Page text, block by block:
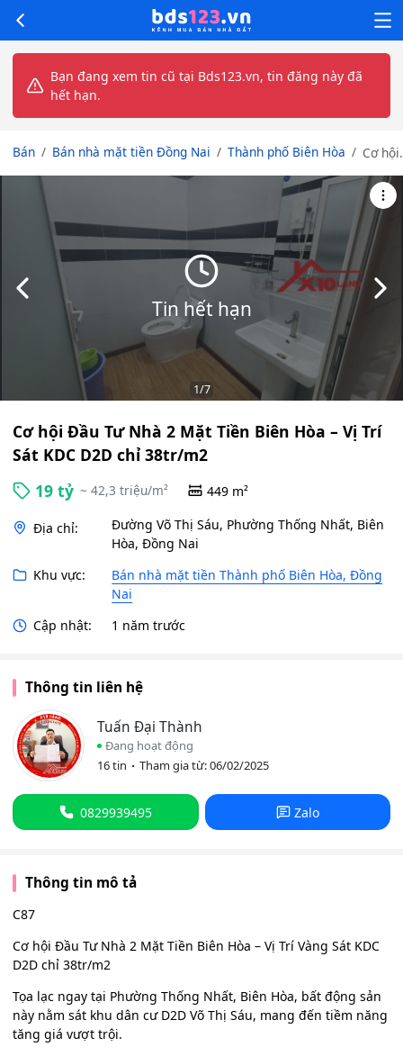
Bạn đang xem tin cũ tại Bds123.vn, tin đăng này đã
hết hạn.
Bán Bán nhà mặt tiền Đồng Nai Thành phố Biên Hòa
Cơ hội
Nhà 2
Mặt
Tiền
Biên
Hòa –
Trí Sát
KDC
Tin hết hạn
Slide trước
1/7
Cơ hội Đầu Tư Nhà 2 Mặt Tiền Biên Hòa – Vị Trí
Sát KDC D2D chỉ 38tr/m2
19 tỷ ~ 42,3 triệu/m² 449 m²
Địa chỉ:
Đường Võ Thị Sáu, Phường Thống Nhất, Biên
Hòa, Đồng Nai
Khu vực:
Bán nhà mặt tiền Thành phố Biên Hòa, Đồng
Nai
Cập nhật:
1 năm trước
Thông tin liên hệ
Tuấn Đại Thành
Đang hoạt động
16 tin
Tham gia từ: 06/02/2025
0829939495 Zalo
Thông tin mô tả
C87
Cơ hội Đầu Tư Nhà 2 Mặt Tiền Biên Hòa – Vị Trí Vàng Sát KDC
D2D chỉ 38tr/m2
Tọa lạc ngay tại Phường Thống Nhất, Biên Hòa, bất động sản
này nằm sát khu dân cư D2D Võ Thị Sáu, mang đến tiềm năng
tăng giá vượt trội.